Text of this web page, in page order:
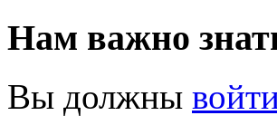
Нам важно
Вы должны